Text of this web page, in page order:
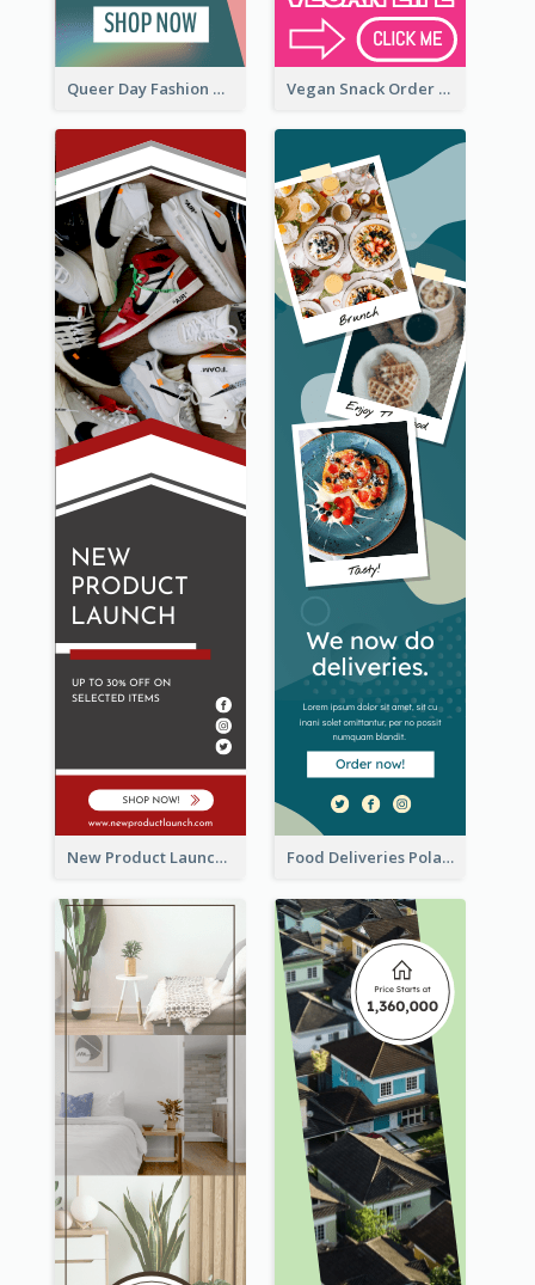
Queer Day Fashion Wide Skyscraper Banner Vegan Snack Order Wide Skyscraper Banner
New Product Launch Promotion Wide Skyscraper Banner Food Deliveries Polaroid Photos Wide Skyscraper Banner